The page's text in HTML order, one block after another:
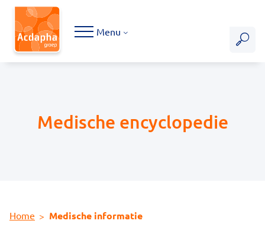
Hoofdmenu
Menu
Home Medische informatie
Medische encyclopedie